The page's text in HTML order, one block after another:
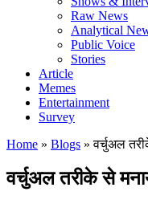
Raw News
Analytical
Public Voice
Stories
Article
Memes
Entertainment
Survey
Home » Blogs »वर्चुअल
वर्चुअल तरीके से